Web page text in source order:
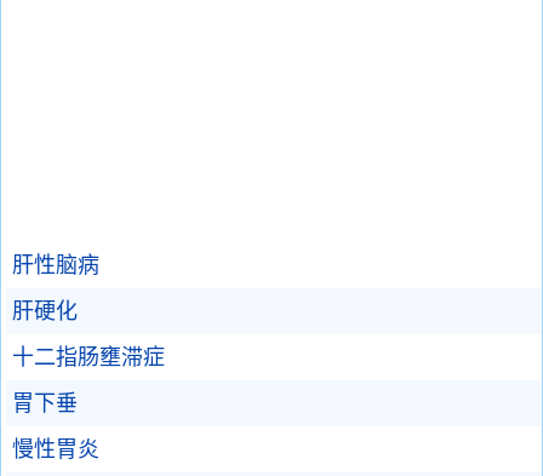
肝性脑病
肝硬化
十二指肠壅滞症
胃下垂
慢性胃炎